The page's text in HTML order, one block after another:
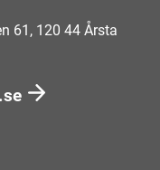
61, 120 44 Årsta